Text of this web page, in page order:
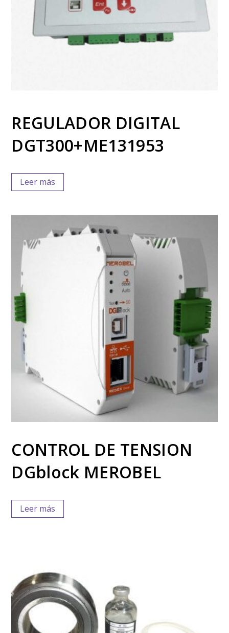
REGULADOR DIGITAL
DGT300+ME131953
Leer más
CONTROL DE TENSION
DGblock MEROBEL
Leer más